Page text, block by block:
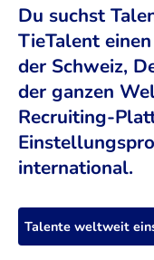
Du suchst
TieTalent
der Schweiz,
der ganzen
Recruiting-
international.
Talente weltweit